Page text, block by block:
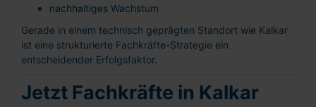
nachhaltiges Wachstum
Gerade in einem technisch geprägten Standort wie Kalkar
ist eine strukturierte Fachkräfte-Strategie ein
entscheidender Erfolgsfaktor.
Jetzt Fachkräfte in Kalkar
Schnellbewerbung
Ganz einfach: Formular ausfüllen und
abschicken!